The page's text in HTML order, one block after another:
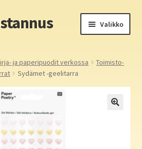
Valikko
ja paperipuodit verkossa
Toimisto-
Sydämet -geelitarra